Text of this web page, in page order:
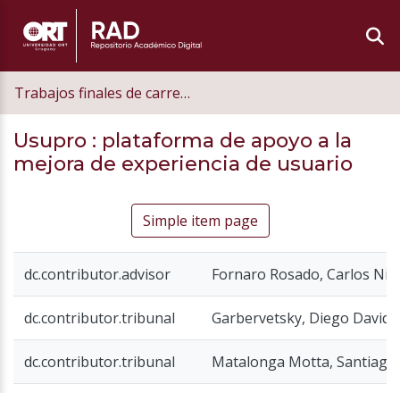
Trabajos finales de carrera de grado
Usupro : plataforma de apoyo a la
mejora de experiencia de usuario
Simple item page
dc.contributor.advisor Fornaro Rosado, Carlos
dc.contributor.tribunal Garbervetsky, Diego David
dc.contributor.tribunal Matalonga Motta, Santiago